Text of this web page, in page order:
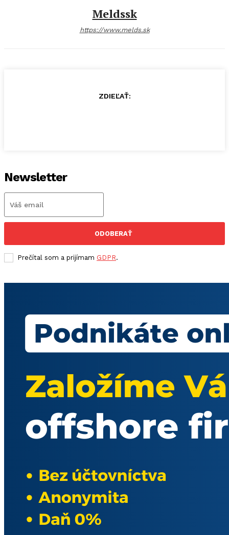
Meldssk
https://www.melds.sk
ZDIEĽAŤ:
Newsletter
ODOBERAŤ
Prečítal som a prijímam GDPR.